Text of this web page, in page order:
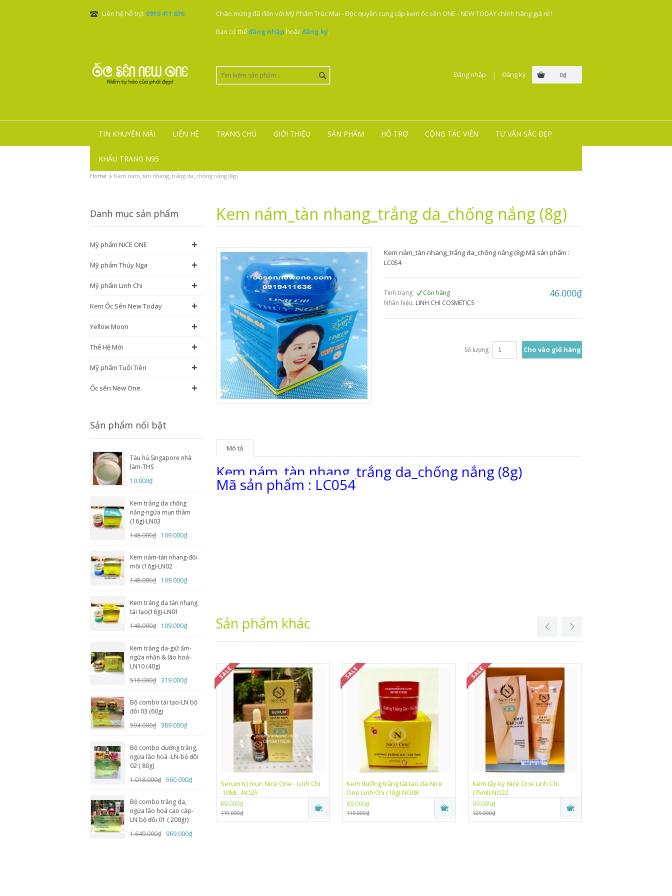
Liên hệ hỗ trợ: 0919 411 636
Chào mừng đã đến với Mỹ Phẩm Trúc Mai - Độc quyền cung cấp kem ốc sên ONE - NEW TODAY chính hãng giá rẻ !
Bạn có thểđăng nhập hoặcđăng ký.
0₫
Đăng nhập | Đăng ký
TIN KHUYẾN MÃI LIÊN HỆ TRANG CHỦ GIỚI THIỆU SẢN PHẨM HỖ TRỢ CỘNG TÁC VIÊN TƯ VẤN SẮC ĐẸP
KHẨU TRANG N95
Home › Kem nám_tàn nhang_trắng da_chống nắng (8g)
Kem nám_tàn nhang_trắng da_chống nắng (8g)
Kem nám_tàn nhang_trắng da_chống nắng (8g) Mã sản phẩm :
LC054
Tình trạng:
Còn hàng
Nhãn hiệu: LINH CHI COSMETICS
46.000₫
Cho vào giỏ hàng
Số lượng:
Mô tả
Kem nám_tàn nhang_trắng da_chống nắng (8g)
Mã sản phẩm : LC054
Sản phẩm khác
Serum trị mụn Nice One - Linh Chi
-10ML -NO25
89.000₫
119.000₫
Kem dưỡng trắng tái tạo da Nice
One Linh Chi (10g)-NO08
89.000₫
115.000₫
Kem tẩy kỳ Nice One Linh Chi
(75ml)-NO22
99.000₫
125.000₫
Danh mục sản phẩm
Mỹ phẩm NICE ONE +
Mỹ phẩm Thúy Nga +
Mỹ phẩm Linh Chi +
Kem Ốc Sên New Today +
Yellow Moon +
Thế Hệ Mới +
Mỹ phẩm Tuổi Tiên +
Ốc sên New One +
Sản phẩm nổi bật
Tàu hủ Singapore nhà
làm-THS
10.000₫
Kem trắng da chống
nắng-ngừa mụn thâm
(16g)-LN03
148.000₫
109.000₫
Kem nám-tàn nhang-đồi
mồi (16g)-LN02
148.000₫
109.000₫
Kem trắng da tàn nhang
tái tạo(16g)-LN01
148.000₫
109.000₫
Kem trắng da-giữ ẩm-
ngừa nhăn & lão hoá-
LN10 (40g)
516.000₫ 319.000₫
Bộ combo tái tạo-LN bộ
đôi 03 (60g)
504.000₫ 389.000₫
Bộ combo dưỡng trắng,
ngừa lão hoá -LN-bộ đôi
02 ( 80g)
1.018.000₫ 560.000₫
Bộ combo trắng da,
ngừa lão hoá cao cấp-
LN bộ đôi 01 ( 200gr)
1.649.000₫
969.000₫